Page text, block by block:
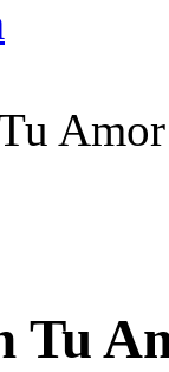
Tu